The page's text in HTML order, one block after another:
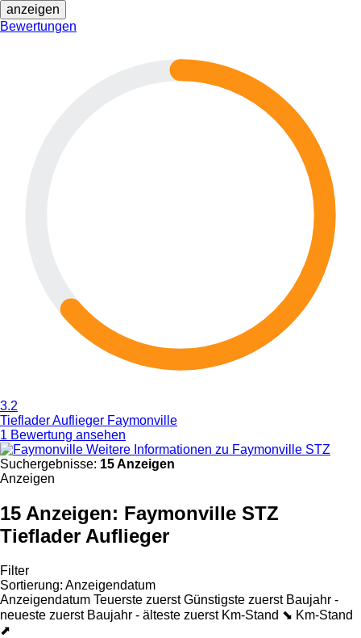
anzeigen
Bewertungen
3.2
Tieflader Auflieger Faymonville
1 Bewertung ansehen
Weitere Informationen zu Faymonville STZ
Suchergebnisse: 15 Anzeigen
Anzeigen
15 Anzeigen: Faymonville STZ
Tieflader Auflieger
Filter
Sortierung: Anzeigendatum
Anzeigendatum Teuerste zuerst Günstigste zuerst Baujahr -
neueste zuerst Baujahr - älteste zuerst Km-Stand ⬊ Km-Stand
⬈